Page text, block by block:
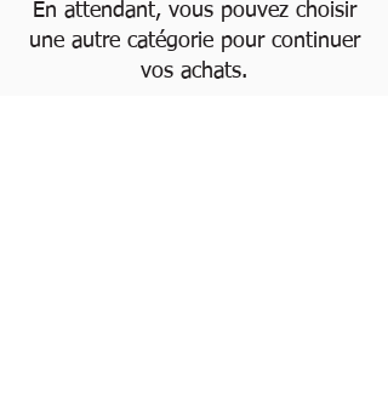
En attendant, vous pouvez choisir
une autre catégorie pour continuer
vos achats.